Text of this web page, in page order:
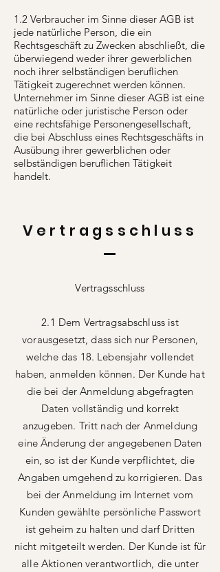
1.2 Verbraucher im Sinne dieser AGB ist
jede natürliche Person, die ein
Rechtsgeschäft zu Zwecken abschließt, die
überwiegend weder ihrer gewerblichen
noch ihrer selbständigen beruflichen
Tätigkeit zugerechnet werden können.
Unternehmer im Sinne dieser AGB ist eine
natürliche oder juristische Person oder
eine rechtsfähige Personengesellschaft,
die bei Abschluss eines Rechtsgeschäfts in
Ausübung ihrer gewerblichen oder
selbständigen beruflichen Tätigkeit
handelt.
Vertragsschluss
Vertragsschluss
2.1 Dem Vertragsabschluss ist
vorausgesetzt, dass sich nur Personen,
welche das 18. Lebensjahr vollendet
haben, anmelden können. Der Kunde hat
die bei der Anmeldung abgefragten
Daten vollständig und korrekt
anzugeben. Tritt nach der Anmeldung
eine Änderung der angegebenen Daten
ein, so ist der Kunde verpflichtet, die
Angaben umgehend zu korrigieren. Das
bei der Anmeldung im Internet vom
Kunden gewählte persönliche Passwort
ist geheim zu halten und darf Dritten
nicht mitgeteilt werden. Der Kunde ist für
alle Aktionen verantwortlich, die unter